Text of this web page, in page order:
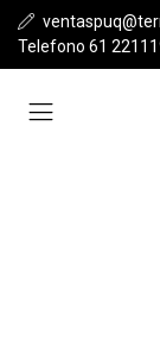
Telefono 61